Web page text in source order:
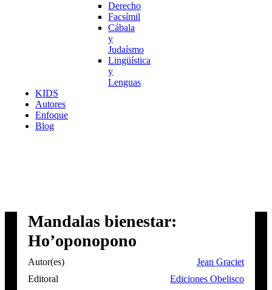
Derecho
Facsímil
Cábala
y
Judaísmo
Lingüística
y
Lenguas
KIDS
Autores
Enfoque
Blog
Mandalas bienestar:
Ho’oponopono
Autor(es)
Jean Graciet
Editoral
Ediciones Obelisco